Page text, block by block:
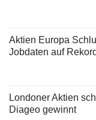
Aktien Europa
Jobdaten auf
Londoner Aktien
Diageo gewinnt